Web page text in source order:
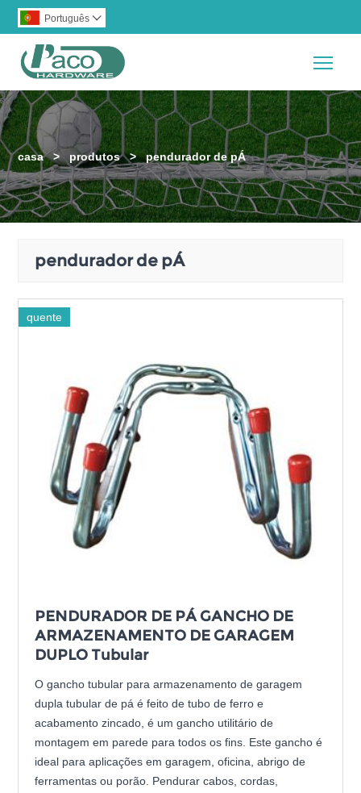
Português 
casa > produtos > pendurador de pÁ
pendurador de pÁ
quente
PENDURADOR DE PÁ GANCHO DE
ARMAZENAMENTO DE GARAGEM
DUPLO Tubular
O gancho tubular para armazenamento de garagem
dupla tubular de pá é feito de tubo de ferro e
acabamento zincado, é um gancho utilitário de
montagem em parede para todos os fins. Este gancho é
ideal para aplicações em garagem, oficina, abrigo de
ferramentas ou porão. Pendurar cabos, cordas,